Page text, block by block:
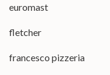
euromast
fletcher
francesco pizzeria